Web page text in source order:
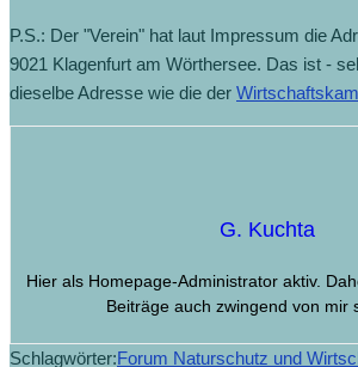
P.S.: Der "Verein" hat laut Impressum die
9021 Klagenfurt am Wörthersee. Das ist -
dieselbe Adresse wie die der
G. Kuchta
Hier als Homepage-Administrator aktiv.
Beiträge auch zwingend von mir
Schlagwörter:Forum Naturschutz und